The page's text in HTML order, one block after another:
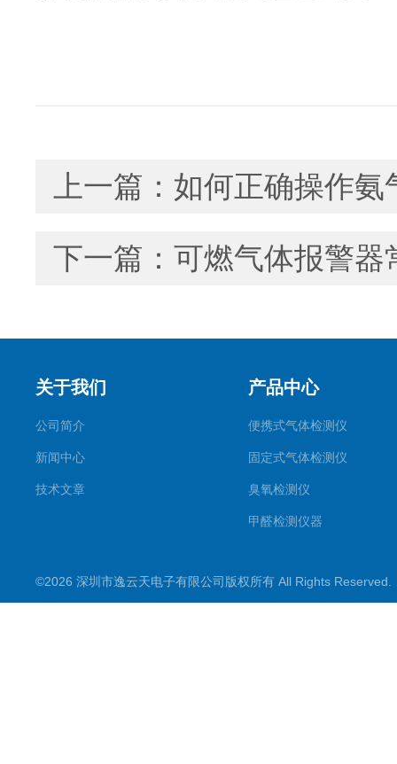
上一篇： 如何正确操作氨
下一篇： 可燃气体报警器
关于我们
公司简介
新闻中心
技术文章
产品中心
便携式气体检测仪
固定式气体检测仪
臭氧检测仪
甲醛检测仪器
气体报警控制主机
©2026 深圳市逸云天电子有限公司版权所有 All Rights